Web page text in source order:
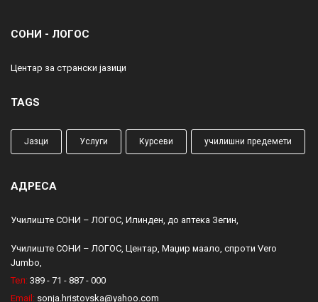
СОНИ - ЛОГОС
Центар за странски јазици
TAGS
Јазци Услуги Курсеви училишни предемети
АДРЕСА
Училиште СОНИ – ЛОГОС, Илинден, до аптека Зегин,
Училиште СОНИ – ЛОГОС, Центар, Маџир маало, спроти Vero
Jumbo,
Тел: 389 - 71 - 887 - 000
Email: sonja.hristovska@yahoo.com